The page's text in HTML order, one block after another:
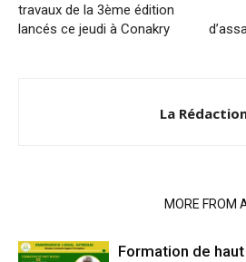
travaux de la 3ème édition
lancés ce jeudi à Conakry
La
MORE FROM
Formation de